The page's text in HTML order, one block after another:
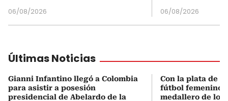
06/08/2026 06/08/2026
Últimas Noticias
Gianni Infantino llegó a Colombia
para asistir a posesión
presidencial de Abelardo de la
Con la plata de
fútbol femenino:
medallero de los